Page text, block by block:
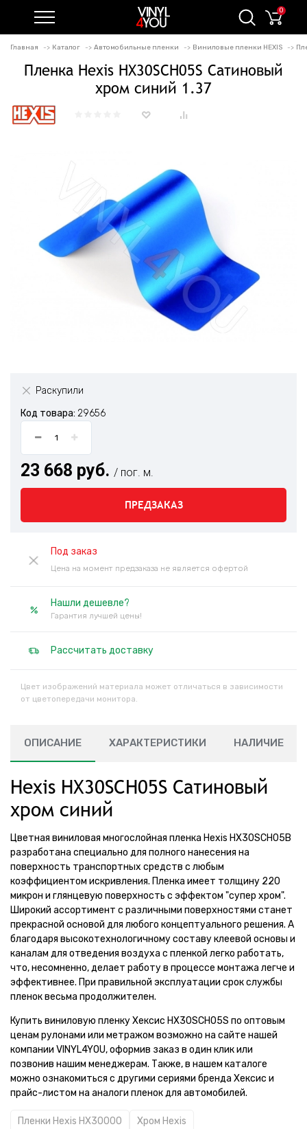
0
Главная Каталог Автомобильные пленки Виниловые пленки HEXIS
Пленка Hexis HX30SCH05S Сатиновый
хром синий 1.37
Раскупили
Код товара: 29656
23 668 руб. / пог. м.
ПРЕДЗАКАЗ
Под заказ
Цена на момент предзаказа не является офертой
Нашли дешевле?
Гарантия лучшей цены!
Рассчитать доставку
Цвет изображений материала может отличаться в зависимости
от цветопередачи монитора.
ОПИСАНИЕ ХАРАКТЕРИСТИКИ НАЛИЧИЕ
Hexis HX30SCH05S Сатиновый
хром синий
Цветная виниловая многослойная пленка Hexis HX30SCH05B
разработана специально для полного нанесения на
поверхность транспортных средств с любым
коэффициентом искривления. Пленка имеет толщину 220
микрон и глянцевую поверхность с эффектом "супер хром".
Широкий ассортимент с различными поверхностями станет
прекрасной основой для любого концептуального решения. А
благодаря высокотехнологичному составу клеевой основы и
каналам для отведения воздуха с пленкой легко работать,
что, несомненно, делает работу в процессе монтажа легче и
эффективнее. При правильной эксплуатации срок службы
пленок весьма продолжителен.
Купить виниловую пленку Хексис HX30SCH05S по оптовым
ценам рулонами или метражом возможно на сайте нашей
компании VINYL4YOU, оформив заказ в один клик или
позвонив нашим менеджерам. Также, в нашем каталоге
можно ознакомиться с другими сериями бренда Хексис и
прайс-листом на аналоги пленок для автомобилей.
Пленки Hexis HX30000 Хром Hexis